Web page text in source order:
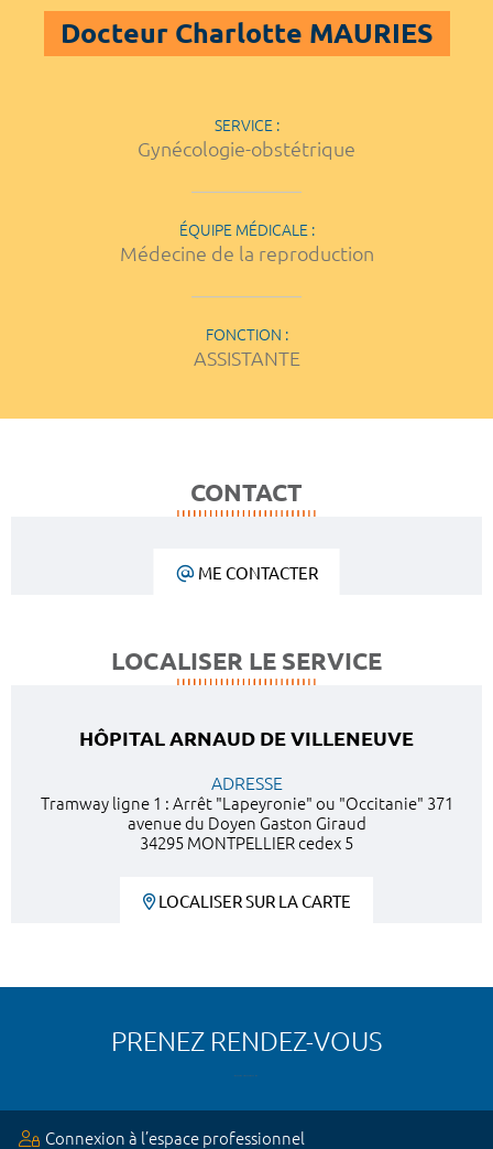
Docteur Charlotte MAURIES
SERVICE :
Gynécologie-obstétrique
ÉQUIPE MÉDICALE :
Médecine de la reproduction
FONCTION :
ASSISTANTE
CONTACT
ME CONTACTER
LOCALISER LE SERVICE
HÔPITAL ARNAUD DE VILLENEUVE
ADRESSE
Tramway ligne 1 : Arrêt "Lapeyronie" ou "Occitanie" 371
avenue du Doyen Gaston Giraud
34295 MONTPELLIER cedex 5
LOCALISER SUR LA CARTE
PRENEZ RENDEZ-VOUS
Connexion à l’espace professionnel